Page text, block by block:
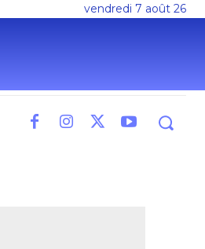
vendredi 7 août 26